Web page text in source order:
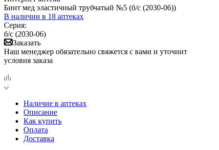
Бинт мед эластичный трубчатый №5 (б/с (2030-06))
В наличии в 18 аптеках
Серия:
б/с (2030-06)
Заказать
Наш менеджер обязательно свяжется с вами и уточнит
условия заказа
Наличие в аптеках
Описание
Как купить
Оплата
Доставка